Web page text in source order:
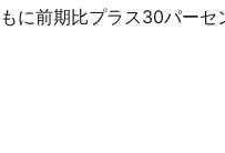
に前期比プラス30パー